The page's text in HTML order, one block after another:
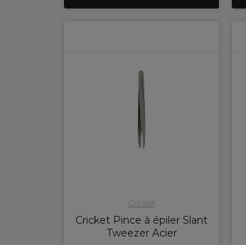
Cricket
Cricket Pince à épiler Slant
Tweezer Acier